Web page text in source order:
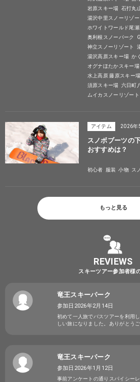
岩原スキー場 石打丸
湯沢中里スノーリゾー
ホワイトワールド尾
奥利根スノーパーク
神立スノーリゾート
湯沢高原スキー場 か
オグナほたかスキー場
水上高原 藤原スキー場
須原スキー場 六日町
ムイカスノーリゾート
アイテム 2026年
スノボブーツの
おすすめは？
初心者 服装 小物 ス
もっと見る
REVIEWS
スキーツアー参加者様
竜王スキーパーク
参加日2026年2月14日
初めて一人旅でバスツアーを利用
しい旅になりました。ありがとう
竜王スキーパーク
参加日2026年1月12日
事前アンケートの通りスパイシー